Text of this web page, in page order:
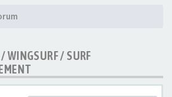
WINGSURF / SURF